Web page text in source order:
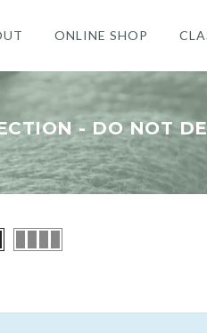
ONLINE SHOP
- DO NOT